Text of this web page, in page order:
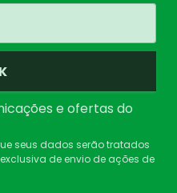
e ofertas do
seus dados serão tratados
de envio de ações de